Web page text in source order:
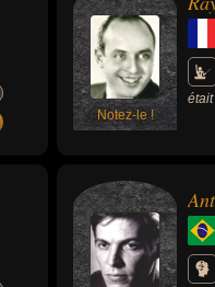
Notez-le !